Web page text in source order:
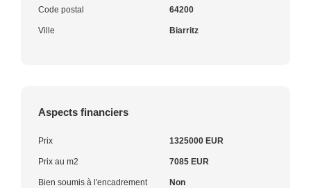
Code postal 64200
Ville Biarritz
Aspects financiers
Prix 1325000 EUR
Prix au m2 7085 EUR
Bien soumis à l'encadrement
Non